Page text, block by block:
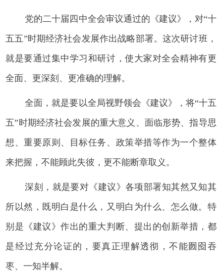
党的二十届四中全会审议通过的《建议》，对“十
五五”时期经济社会发展作出战略部署。这次研讨班，
就是要通过集中学习和研讨，使大家对全会精神有更
全面、更深刻、更准确的理解。
全面，就是要以全局视野领会《建议》，将“十五
五”时期经济社会发展的重大意义、面临形势、指导思
想、重要原则、目标任务、政策举措等作为一个整体
来把握，不能顾此失彼，更不能断章取义。
深刻，就是要对《建议》各项部署知其然又知其
所以然，既明白是什么，又明白为什么、怎么做。特
别是《建议》作出的重大判断、提出的创新举措，都
是经过充分论证的，要真正理解透彻，不能囫囵吞
枣、一知半解。